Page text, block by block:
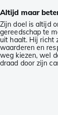
Altijd maar
Zijn doel is altijd
gereedschap te
uit haalt. Hij richt
waarderen en
weg kiezen, wel
draad door zijn